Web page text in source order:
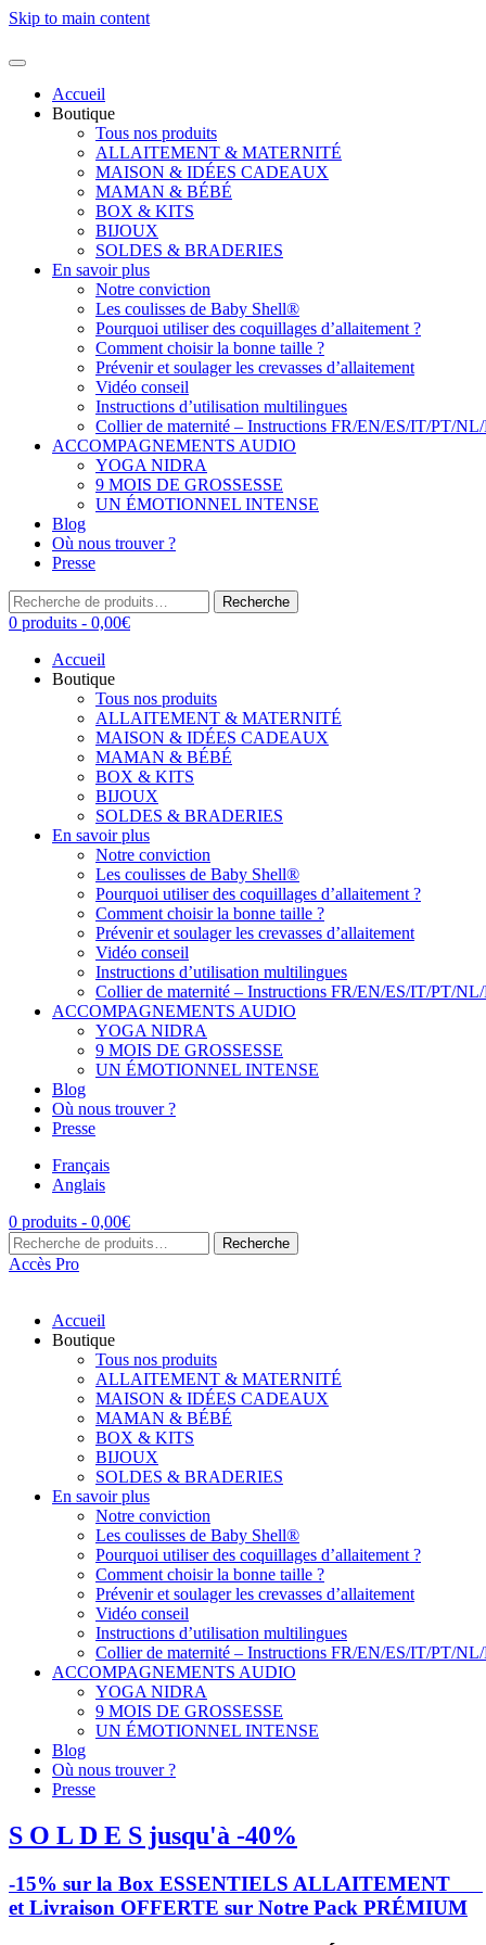
Skip to main content
Accueil
Boutique
Tous nos produits
ALLAITEMENT & MATERNITÉ
MAISON & IDÉES CADEAUX
MAMAN & BÉBÉ
BOX & KITS
BIJOUX
SOLDES & BRADERIES
En savoir plus
Notre conviction
Les coulisses de Baby Shell®
Pourquoi utiliser des coquillages d’allaitement ?
Comment choisir la bonne taille ?
Prévenir et soulager les crevasses d’allaitement
Vidéo conseil
Instructions d’utilisation multilingues
Collier de maternité – Instructions FR/EN/ES/IT/PT/
ACCOMPAGNEMENTS AUDIO
YOGA NIDRA
9 MOIS DE GROSSESSE
UN ÉMOTIONNEL INTENSE
Blog
Où nous trouver ?
Presse
Recherche
pour :
Recherche
0 produits - 0,00€
Accueil
Boutique
Tous nos produits
ALLAITEMENT & MATERNITÉ
MAISON & IDÉES CADEAUX
MAMAN & BÉBÉ
BOX & KITS
BIJOUX
SOLDES & BRADERIES
En savoir plus
Notre conviction
Les coulisses de Baby Shell®
Pourquoi utiliser des coquillages d’allaitement ?
Comment choisir la bonne taille ?
Prévenir et soulager les crevasses d’allaitement
Vidéo conseil
Instructions d’utilisation multilingues
Collier de maternité – Instructions FR/EN/ES/IT/PT/
ACCOMPAGNEMENTS AUDIO
YOGA NIDRA
9 MOIS DE GROSSESSE
UN ÉMOTIONNEL INTENSE
Blog
Où nous trouver ?
Presse
Français
Anglais
0 produits - 0,00€
Recherche
pour :
Recherche
Accès Pro
Accueil
Boutique
Tous nos produits
ALLAITEMENT & MATERNITÉ
MAISON & IDÉES CADEAUX
MAMAN & BÉBÉ
BOX & KITS
BIJOUX
SOLDES & BRADERIES
En savoir plus
Notre conviction
Les coulisses de Baby Shell®
Pourquoi utiliser des coquillages d’allaitement ?
Comment choisir la bonne taille ?
Prévenir et soulager les crevasses d’allaitement
Vidéo conseil
Instructions d’utilisation multilingues
Collier de maternité – Instructions FR/EN/ES/IT/PT/
ACCOMPAGNEMENTS AUDIO
YOGA NIDRA
9 MOIS DE GROSSESSE
UN ÉMOTIONNEL INTENSE
Blog
Où nous trouver ?
Presse
S O L D E S jusqu'à -40%
-15% sur la Box ESSENTIELS ALLAITEMENT
et Livraison OFFERTE sur Notre Pack PRÉMIUM